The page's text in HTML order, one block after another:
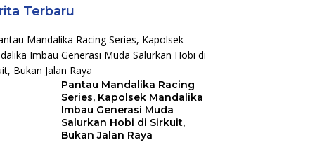
Terbaru
Pantau Mandalika Racing
Series, Kapolsek Mandalika
Imbau Generasi Muda
Salurkan Hobi di Sirkuit,
Bukan Jalan Raya